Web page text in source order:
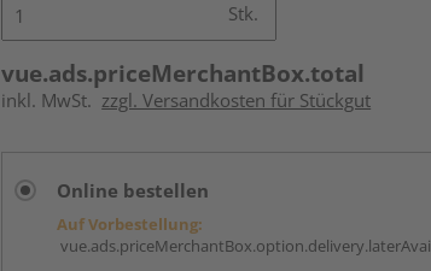
Stk.
vue.ads.priceMerchantBox.total
inkl. MwSt. zzgl. Versandkosten für Stückgut
Online bestellen
Auf Vorbestellung: